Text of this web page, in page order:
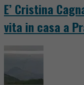
E’ Cristina
vita in casa a